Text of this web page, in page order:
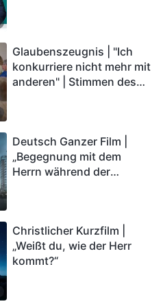
Glaubenszeugnis | "Ich
konkurriere nicht mehr mit
anderen" | Stimmen des
Deutsch Ganzer Film |
„Begegnung mit dem
Herrn während der
in das Königreich Gottes
eintreten?
Christlicher Kurzfilm |
„Weißt du, wie der Herr
kommt?“